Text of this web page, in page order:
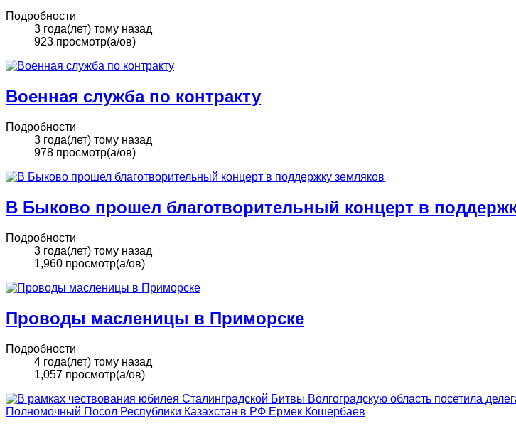
Подробности
3 года(лет) тому назад
923 просмотр(а/ов)
Военная служба по контракту
Подробности
3 года(лет) тому назад
978 просмотр(а/ов)
В Быково прошел благотворительный концерт в
Подробности
3 года(лет) тому назад
1,960 просмотр(а/ов)
Проводы масленицы в Приморске
Подробности
4 года(лет) тому назад
1,057 просмотр(а/ов)